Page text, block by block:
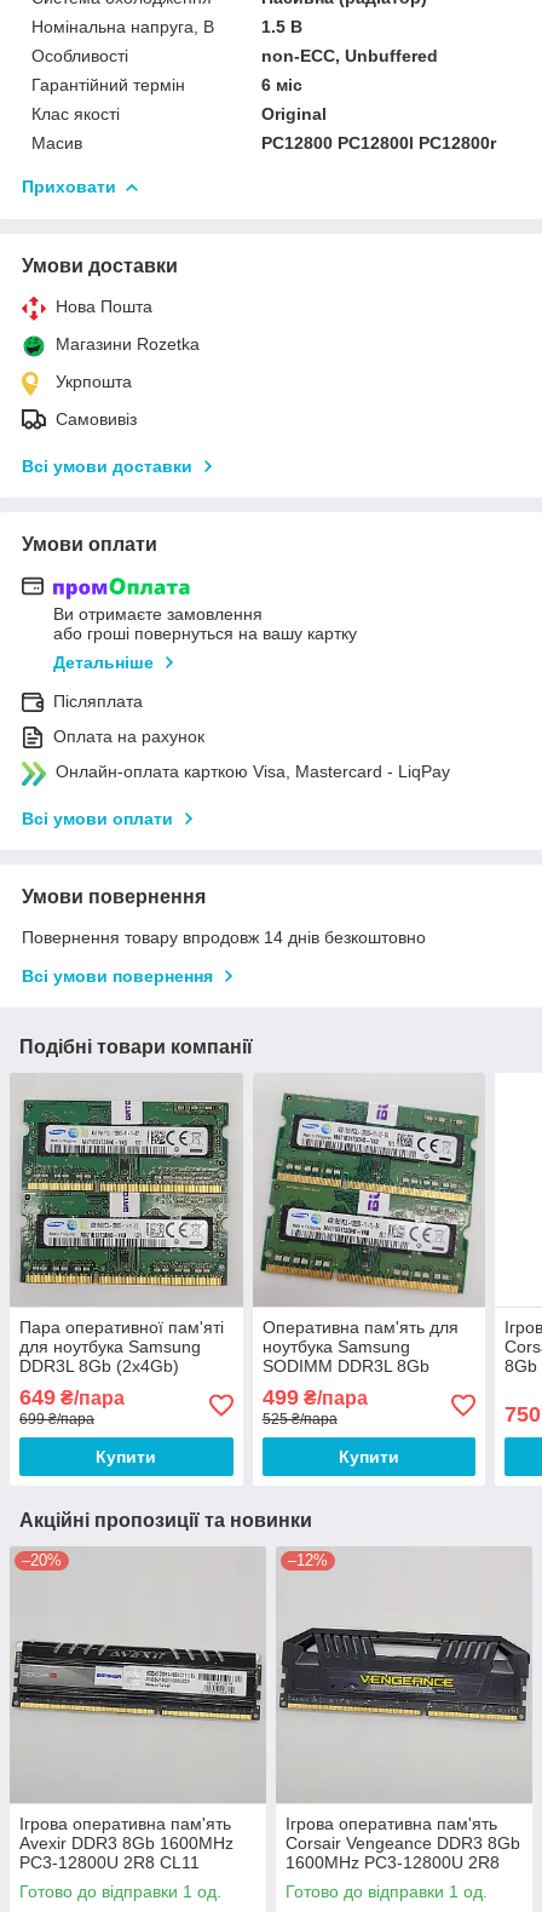
Номінальна напруга, В
1.5 В
Особливості
non-ECC, Unbuffered
Гарантійний термін
6 міс
Клас якості
Original
Масив
PC12800 PC12800l PC12800r
Приховати
Умови доставки
Нова Пошта
Магазини Rozetka
Укрпошта
Самовивіз
Всі умови доставки
Умови оплати
Ви отримаєте замовлення
або гроші повернуться на вашу картку
Детальніше
Післяплата
Оплата на рахунок
Онлайн-оплата карткою Visa, Mastercard - LiqPay
Всі умови оплати
Умови повернення
Повернення товару впродовж 14 днів безкоштовно
Всі умови повернення
Подібні товари компанії
Пара оперативної пам'яті
для ноутбука Samsung
DDR3L 8Gb (2x4Gb)
CL11 (M471B5173BH0-
YK0) Б/В
649 ₴/пара
699 ₴/пара
Купити
Оперативна пам'ять для
ноутбука Samsung
SODIMM DDR3L 8Gb
12800S 1R8 CL11
(M471B5173QH0-YK0) Б/В
499₴/пара
525 ₴/пара
Купити
8Gb
Б/В
750
Акційні пропозиції та новинки
–20%
Ігрова оперативна пам'ять
Avexir DDR3 8Gb 1600MHz
PC3-12800U 2R8 CL11
(AVD3U16001108G-2CW) Б/В
Готово до відправки 1 од.
–12%
Ігрова оперативна пам'ять
Corsair Vengeance DDR3 8Gb
1600MHz PC3-12800U 2R8
CL9 (CMY16GX3M2A1600C9)
Б/В
Готово до відправки 1 од.